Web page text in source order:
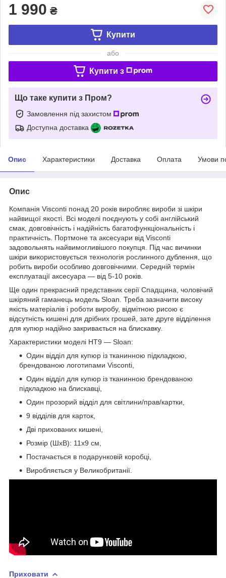
1 990 ₴
Купити
або
Купити з
Що таке купити з Пром?
Замовлення під захистом
Доступна доставка
Опис Характеристики Доставка Оплата Умови
Опис
Компанія Visconti понад 20 років виробляє вироби зі шкіри
найвищої якості. Всі моделі поєднують у собі англійський
смак, довговічність і надійність багатофункціональність і
практичність. Портмоне та аксесуари від Visconti
задовольнять найвимогливішого покупця. Під час вичинки
шкіри використовується технологія рослинного дублення, що
робить вироби особливо довговічними. Середній термін
експлуатації аксесуара — від 5-10 років.
Ще один прекрасний представник серії Спадщина, чоловічий
шкіряний гаманець модель Sloan. Треба зазначити високу
якість матеріалів і роботи виробу, відмітною рисою є
відсутність кишені для дрібних грошей, зате друге відділення
для купюр надійно закривається на блискавку.
Характеристики моделі HT9 — Sloan:
Один відділ для купюр із тканинною підкладкою,
брендованою логотипами Visconti,
Один відділ для купюр із тканинною брендованою
підкладкою на блискавці,
Один прозорий відділ для світлини/прав/картки,
9 відділів для карток,
Дві прихованих кишені,
Розмір (ШхВ): 11х9 см,
Постачається в подарунковій коробці,
Виробляється у Великобританії.
Приховати